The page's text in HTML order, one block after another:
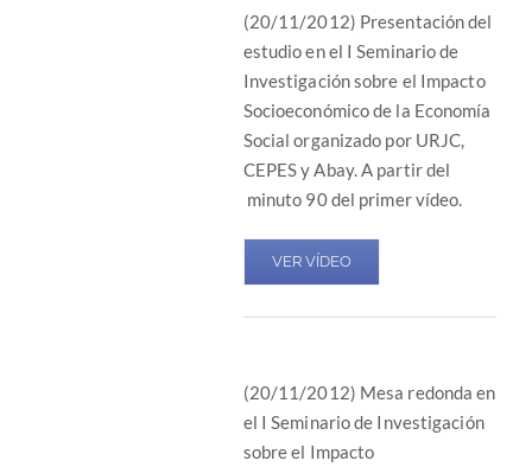
(20/11/2012) Presentación del
estudio en el I Seminario de
Investigación sobre el Impacto
Socioeconómico de la Economía
Social organizado por URJC,
CEPES y Abay. A partir del
minuto 90 del primer vídeo.
VER VÍDEO
(20/11/2012) Mesa redonda en
el I Seminario de Investigación
sobre el Impacto